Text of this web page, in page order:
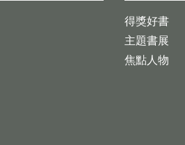
得獎好書
主題書展
焦點人物